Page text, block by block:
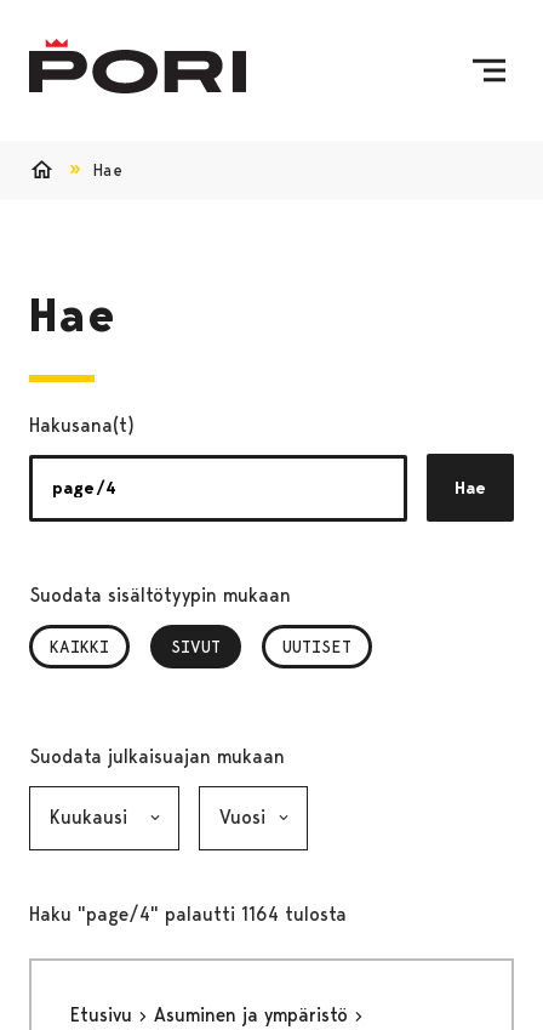
Hae
Hae
Hakusana(t)
Hae
Suodata sisältötyypin mukaan
KAIKKI SIVUT
, VALITTU UUTISET
Suodata julkaisuajan mukaan
Haku "page/4" palautti 1164 tulosta
Etusivu
Asuminen ja ympäristö